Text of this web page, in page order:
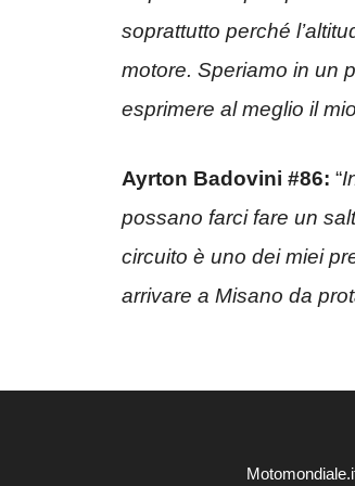
soprattutto perché
motore. Speriamo in un
esprimere al meglio il
Ayrton Badovini #86: “
possano farci fare un
circuito è uno dei miei
arrivare a Misano da